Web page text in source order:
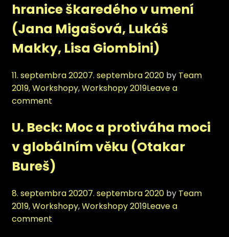
hranice škaredého v umení
(Jana Migašová, Lukáš
Makky, Lisa Giombini)
11. septembra 20207. septembra 2020 by Team
Categories
2019,Workshopy,Workshopy 2019Leave a
comment
U. Beck: Moc a protiváha moci
v globálním věku (Otakar
Bureš)
8. septembra 20207. septembra 2020 by Team
Categories
2019,Workshopy,Workshopy 2019Leave a
comment